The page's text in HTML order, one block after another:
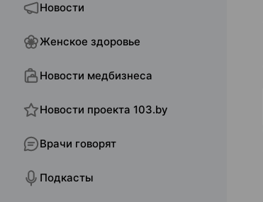
Новости
Женское здоровье
Новости медбизнеса
Новости проекта 103.by
Врачи говорят
Подкасты